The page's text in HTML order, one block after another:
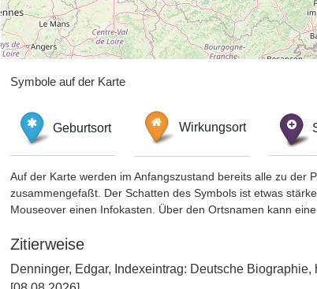
Symbole auf der Karte
Geburtsort Wirkungsort
Auf der Karte werden im Anfangszustand bereits alle zu der
zusammengefaßt. Der Schatten des Symbols ist etwas
Mouseover einen Infokasten. Über den Ortsnamen kann
Zitierweise
Denninger, Edgar, Indexeintrag: Deutsche